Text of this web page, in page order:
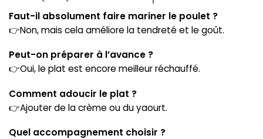
Faut-il absolument faire mariner le poulet ?
👉Non, mais cela améliore la tendreté et le goût.
Peut-on préparer à l’avance ?
👉Oui, le plat est encore meilleur réchauffé.
Comment adoucir le plat ?
👉Ajouter de la crème ou du yaourt.
Quel accompagnement choisir ?